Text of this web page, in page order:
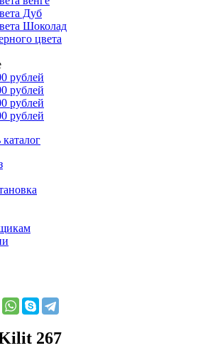
Дуб
Шоколад
цвета
рублей
рублей
рублей
рублей
267